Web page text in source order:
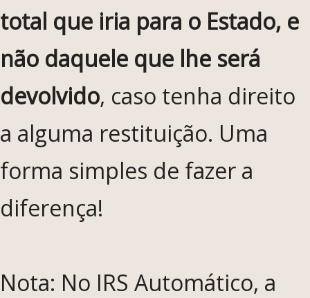
total que iria para o Estado, e
não daquele que lhe será
devolvido, caso tenha direito
a alguma restituição. Uma
forma simples de fazer a
diferença!
Nota: No IRS Automático, a